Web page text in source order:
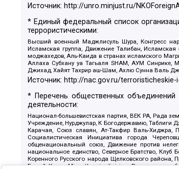
Источник: http://unro.minjust.ru/
* Единый федеральный список
террористическими:
Высший военный Маджлисуль Шура, Конгресс
Исламская группа, Движение Талибан,
моджахедов, Аль-Каида в странах исламского
Аллаха Субхану уа Тагьаля SHAM, АУМ Синрике,
Джихад, Хайят Тахрир аш-Шам, Ахлю Сунна Валь
Источник: http://nac.gov.ru/
* Перечень общественных объединений
деятельности:
Национал-большевистская партия, ВЕК РА, Рада
Учреждение, Нурджулар, К Богодержавию, Таблиги
Карачая, Союз славян, Ат-Такфир Валь-Хиджра,
Социалистическая Инициатива города
общенациональный союз, Движение против
национальное единство, Северное Братство,
Коренного Русского народа Щелковского района,
Белый Крест, Misanthropic division, Религиозное